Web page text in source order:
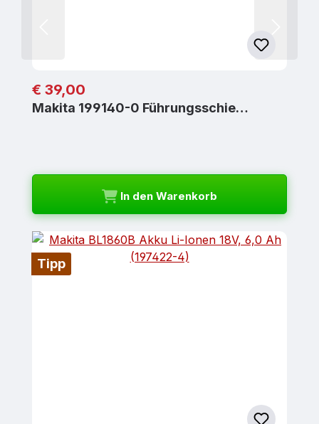
Regulärer Preis:
€ 39,00
Makita 199140-0 Führungsschie…
In den Warenkorb
Tipp